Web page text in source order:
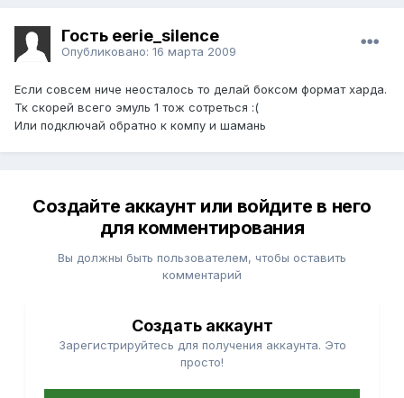
Гость eerie_silence
Опубликовано: 16 марта 2009
Если совсем ниче неосталось то делай боксом формат харда.
Тк скорей всего эмуль 1 тож сотреться :(
Или подключай обратно к компу и шамань
Создайте аккаунт или войдите в него
для комментирования
Вы должны быть пользователем, чтобы оставить
комментарий
Создать аккаунт
Зарегистрируйтесь для получения аккаунта. Это
просто!